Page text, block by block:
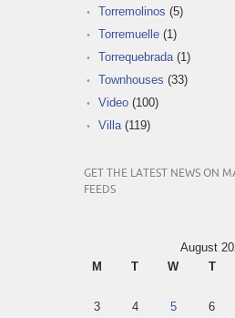
Torremolinos (5)
Torremuelle (1)
Torrequebrada (1)
Townhouses (33)
Video (100)
Villa (119)
GET THE LATEST NEWS ON
FEEDS
August
M
T W T
3
4 5 6